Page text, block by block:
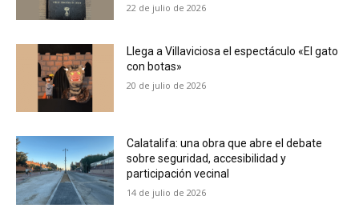
22 de julio de 2026
Llega a Villaviciosa el espectáculo «El gato
con botas»
20 de julio de 2026
Calatalifa: una obra que abre el debate
sobre seguridad, accesibilidad y
participación vecinal
14 de julio de 2026